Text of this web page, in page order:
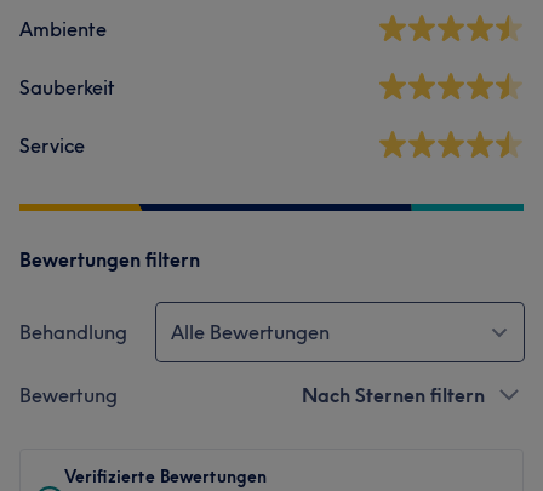
Ambiente
Sauberkeit
Service
Bewertungen filtern
Behandlung Alle Bewertungen
Bewertung Nach Sternen filtern
Verifizierte Bewertungen